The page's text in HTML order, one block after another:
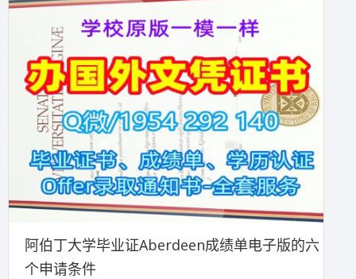
阿伯丁大学毕业证Aberdeen成绩单电子版的六
个申请条件